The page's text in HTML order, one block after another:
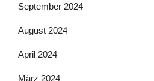
September 2024
August 2024
April 2024
März 2024